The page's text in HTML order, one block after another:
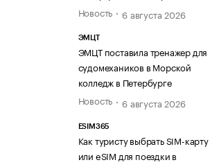
Новость
6 августа 2026
ЭМЦТ
ЭМЦТ поставила тренажер для
судомехаников в Морской
колледж в Петербурге
Новость
6 августа 2026
ESIM365
Как туристу выбрать SIM-карту
или eSIM для поездки в